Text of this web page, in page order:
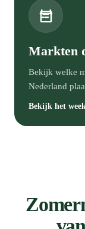
Markten
Bekijk welke
Nederland
Bekijk het